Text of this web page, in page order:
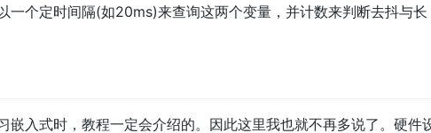
一个定时间隔(如20ms)来查询这两个变量，并计数来判断去抖与长
嵌入式时，教程一定会介绍的。因此这里我也就不再多说了。硬件